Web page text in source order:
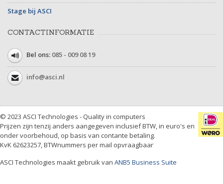
Stage bij ASCI
CONTACTINFORMATIE
Bel ons: 085 - 009 08 19
info@asci.nl
© 2023 ASCI Technologies - Quality in computers
Prijzen zijn tenzij anders aangegeven inclusief BTW, in euro's en
onder voorbehoud, op basis van contante betaling.
KvK 62623257, BTWnummers per mail opvraagbaar
ASCI Technologies maakt gebruik van ANB5 Business Suite